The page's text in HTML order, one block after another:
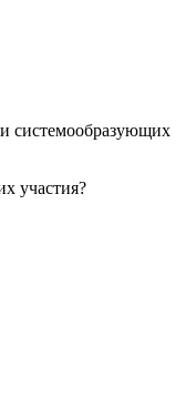
системообразующих
участия?